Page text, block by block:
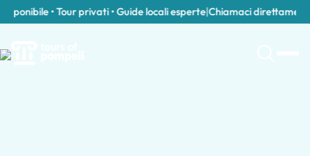
• Tour privati • Guide locali esperte|Chiamaci direttamente al